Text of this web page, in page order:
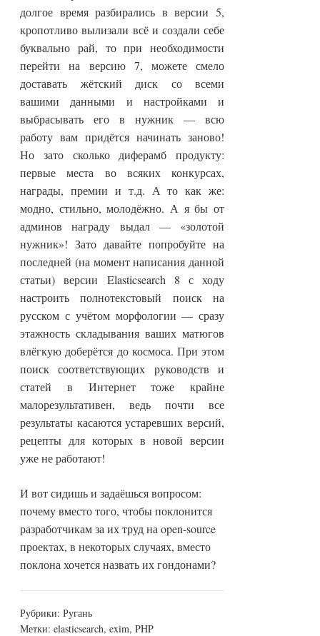
долгое время разбирались в версии 5,
кропотливо вылизали всё и создали себе
буквально рай, то при необходимости
перейти на версию 7, можете смело
доставать жётский диск со всеми
вашими данными и настройками и
выбрасывать его в нужник — всю
работу вам придётся начинать заново!
Но зато сколько диферамб продукту:
первые места во всяких конкурсах,
награды, премии и т.д. А то как же:
модно, стильно, молодёжно. А я бы от
админов награду выдал — «золотой
нужник»! Зато давайте попробуйте на
последней (на момент написания данной
статьи) версии Elasticsearch 8 с ходу
настроить полнотекстовый поиск на
русском с учётом морфологии — сразу
этажность складывания ваших матюгов
влёгкую доберётся до космоса. При этом
поиск соответствующих руководств и
статей в Интернет тоже крайне
малорезультативен, ведь почти все
результаты касаются устаревших версий,
рецепты для которых в новой версии
уже не работают!
И вот сидишь и задаёшься вопросом:
почему вместо того, чтобы поклонится
разработчикам за их труд на open-source
проектах, в некоторых случаях, вместо
поклона хочется назвать их гондонами?
Рубрики:Ругань
Метки:elasticsearch,exim,PHP